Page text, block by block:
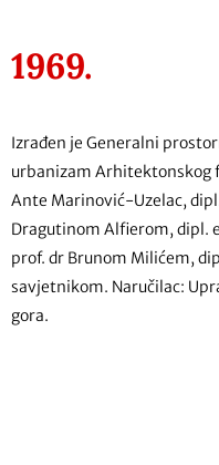
1969.
Izrađen je Generalni
urbanizam Arhitektonskog
Ante Marinović-Uzelac,
Dragutinom Alfierom, dipl.
prof. dr Brunom Milićem,
savjetnikom. Naručilac:
gora.